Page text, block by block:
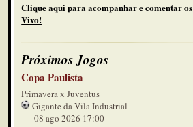
Clique aqui para acompanhar e comentar
Vivo!
Próximos Jogos
Copa Paulista
Primavera x Juventus
Gigante da Vila Industrial
08 ago 2026 17:00